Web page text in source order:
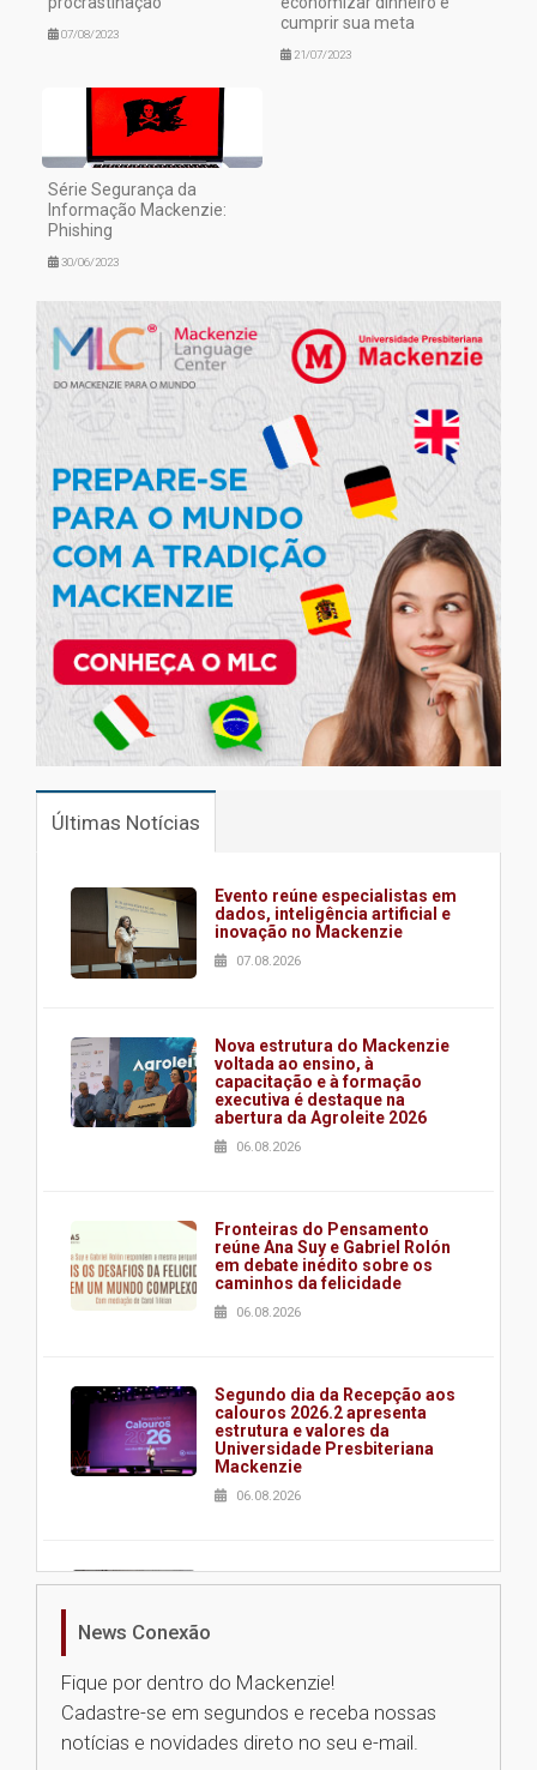
07/08/2023
cumprir sua meta
21/07/2023
Série Segurança da
Informação Mackenzie:
Phishing
30/06/2023
Últimas Notícias
Evento reúne especialistas em
dados, inteligência artificial e
inovação no Mackenzie
07.08.2026
Nova estrutura do Mackenzie
voltada ao ensino, à
capacitação e à formação
executiva é destaque na
abertura da Agroleite 2026
06.08.2026
Fronteiras do Pensamento
reúne Ana Suy e Gabriel Rolón
em debate inédito sobre os
caminhos da felicidade
06.08.2026
Segundo dia da Recepção aos
calouros 2026.2 apresenta
estrutura e valores da
Universidade Presbiteriana
Mackenzie
06.08.2026
Nova apresentação do Centro
Universidade Mackenzie
realizará nova edição da Feira
News Conexão
Fique por dentro do Mackenzie!
Cadastre-se em segundos e receba nossas
notícias e novidades direto no seu e-mail.